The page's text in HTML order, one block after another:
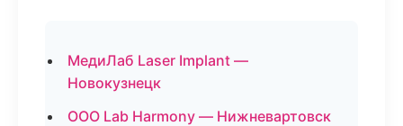
МедиЛаб Laser Implant —
Новокузнецк
ООО Lab Harmony — Нижневартовск